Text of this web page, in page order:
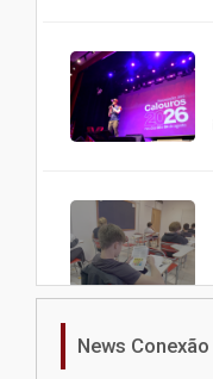
News Conexão